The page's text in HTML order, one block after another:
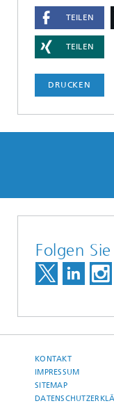
TEILEN
TEILEN
DRUCKEN
Folgen
KONTAKT
IMPRESSUM
SITEMAP